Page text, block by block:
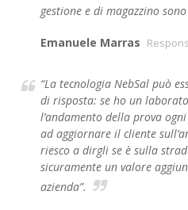
gestione e di magazzino
Emanuele Marras
“La tecnologia NebSal può
di risposta: se ho un
l’andamento della prova
ad aggiornare il cliente
riesco a dirgli se è sulla
sicuramente un valore
azienda”.